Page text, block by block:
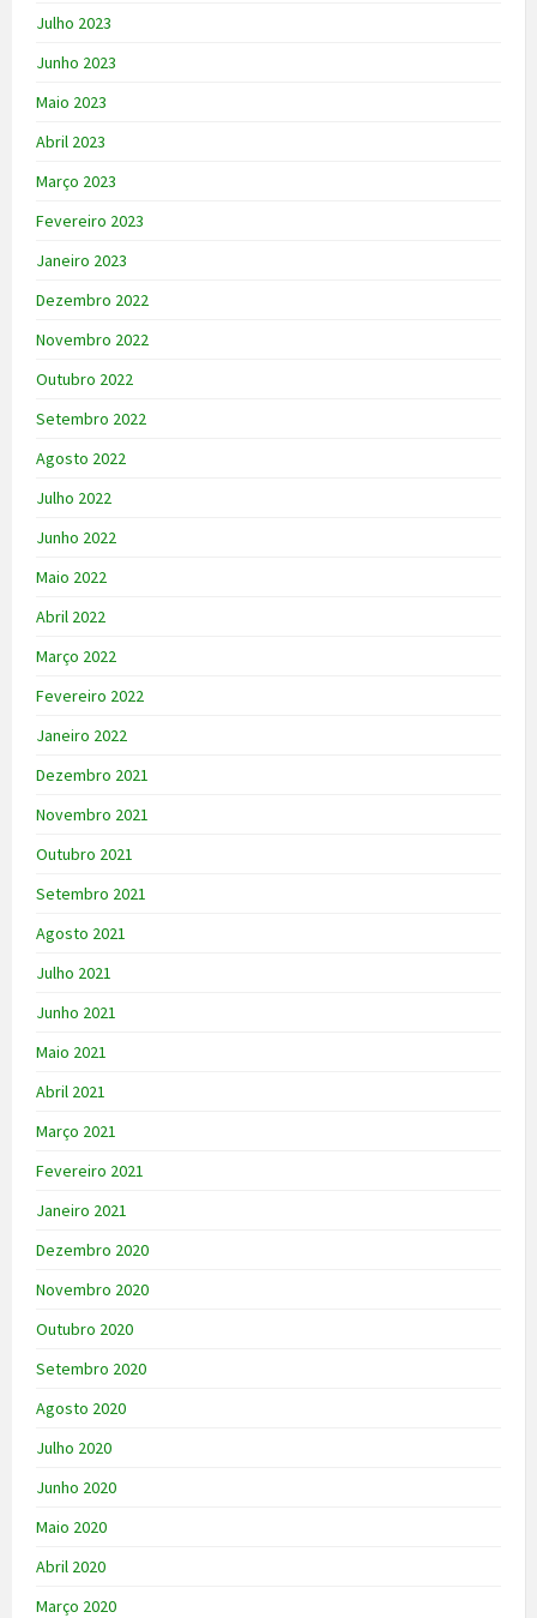
Julho 2023
Junho 2023
Maio 2023
Abril 2023
Março 2023
Fevereiro 2023
Janeiro 2023
Dezembro 2022
Novembro 2022
Outubro 2022
Setembro 2022
Agosto 2022
Julho 2022
Junho 2022
Maio 2022
Abril 2022
Março 2022
Fevereiro 2022
Janeiro 2022
Dezembro 2021
Novembro 2021
Outubro 2021
Setembro 2021
Agosto 2021
Julho 2021
Junho 2021
Maio 2021
Abril 2021
Março 2021
Fevereiro 2021
Janeiro 2021
Dezembro 2020
Novembro 2020
Outubro 2020
Setembro 2020
Agosto 2020
Julho 2020
Junho 2020
Maio 2020
Abril 2020
Março 2020